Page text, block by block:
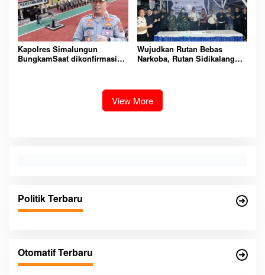
Kapolres Simalungun
BungkamSaat dikonfirmasi
Dikecamatan gunung malela
Wujudkan Rutan Bebas
Narkoba, Rutan Sidikalang
View More
Politik Terbaru
Otomatif Terbaru